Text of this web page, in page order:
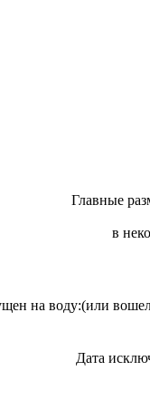
Главные
в
на воду:(или
Дата